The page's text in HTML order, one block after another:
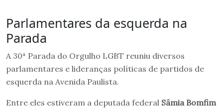
Parlamentares da esquerda na
Parada
A 30ª Parada do Orgulho LGBT reuniu diversos
parlamentares e lideranças políticas de partidos de
esquerda na Avenida Paulista.
Entre eles estiveram a deputada federal Sâmia Bomfim